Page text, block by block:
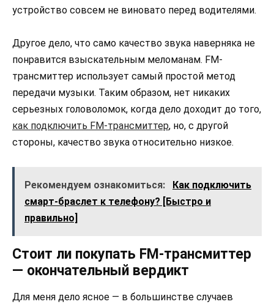
устройство совсем не виновато перед водителями.
Другое дело, что само качество звука наверняка не
понравится взыскательным меломанам. FM-
трансмиттер использует самый простой метод
передачи музыки. Таким образом, нет никаких
серьезных головоломок, когда дело доходит до того,
как подключить FM-трансмиттер, но, с другой
стороны, качество звука относительно низкое.
Рекомендуем ознакомиться:
Как подключить
смарт-браслет к телефону? [Быстро и
правильно]
Стоит ли покупать FM-трансмиттер
— окончательный вердикт
Для меня дело ясное — в большинстве случаев